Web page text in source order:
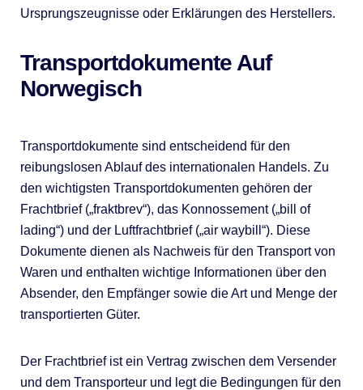
Ursprungszeugnisse oder Erklärungen des Herstellers.
Transportdokumente Auf
Norwegisch
Transportdokumente sind entscheidend für den
reibungslosen Ablauf des internationalen Handels. Zu
den wichtigsten Transportdokumenten gehören der
Frachtbrief („fraktbrev“), das Konnossement („bill of
lading“) und der Luftfrachtbrief („air waybill“). Diese
Dokumente dienen als Nachweis für den Transport von
Waren und enthalten wichtige Informationen über den
Absender, den Empfänger sowie die Art und Menge der
transportierten Güter.
Der Frachtbrief ist ein Vertrag zwischen dem Versender
und dem Transporteur und legt die Bedingungen für den